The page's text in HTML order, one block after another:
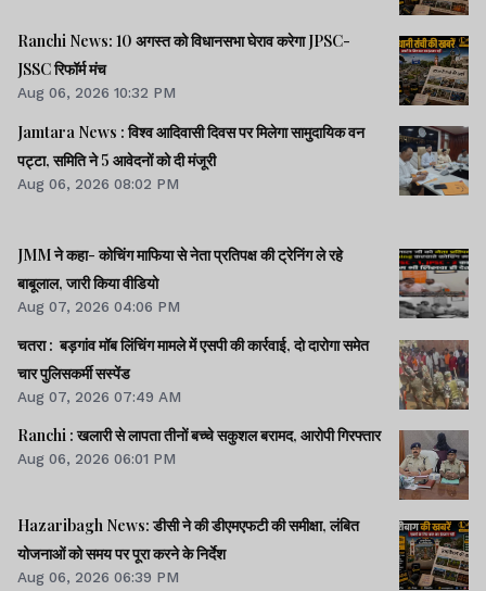
Ranchi News: 10 अगस्त को विधानसभा घेराव करेगा JPSC-
JSSC रिफॉर्म मंच
Aug 06, 2026 10:32 PM
Jamtara News : विश्व आदिवासी दिवस पर मिलेगा सामुदायिक वन
पट्टा, समिति ने 5 आवेदनों को दी मंजूरी
Aug 06, 2026 08:02 PM
JMM ने कहा- कोचिंग माफिया से नेता प्रतिपक्ष की ट्रेनिंग ले रहे
बाबूलाल, जारी किया वीडियो
Aug 07, 2026 04:06 PM
चतरा : बड़गांव मॉब लिंचिंग मामले में एसपी की कार्रवाई, दो दारोगा समेत
चार पुलिसकर्मी सस्पेंड
Aug 07, 2026 07:49 AM
Ranchi : खलारी से लापता तीनों बच्चे सकुशल बरामद, आरोपी गिरफ्तार
Aug 06, 2026 06:01 PM
Hazaribagh News: डीसी ने की डीएमएफटी की समीक्षा, लंबित
योजनाओं को समय पर पूरा करने के निर्देश
Aug 06, 2026 06:39 PM